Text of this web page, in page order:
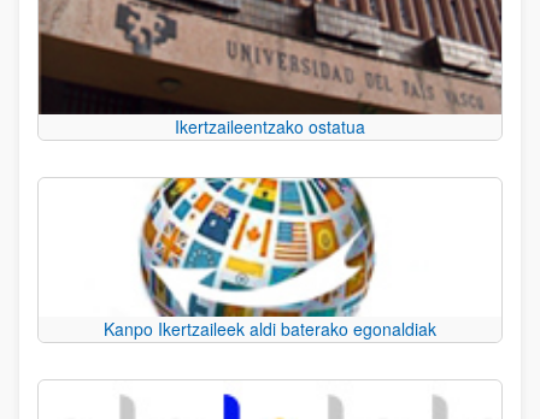
Ikertzaileentzako ostatua
Kanpo Ikertzaileek aldi baterako egonaldiak